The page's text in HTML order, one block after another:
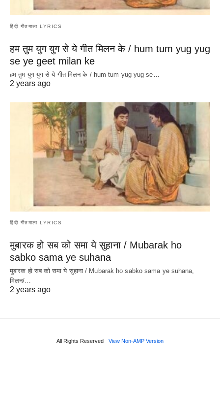
हिंदी गीतमाला LYRICS
हम तुम युग युग से ये गीत मिलन के / hum tum yug yug
se ye geet milan ke
हम तुम युग युग से ये गीत मिलन के / hum tum yug yug se…
2 years ago
हिंदी गीतमाला LYRICS
मुबारक हो सब को समा ये सुहाना / Mubarak ho
sabko sama ye suhana
मुबारक हो सब को समा ये सुहाना / Mubarak ho sabko sama ye suhana,
मिलन/…
2 years ago
All Rights Reserved View Non-AMP Version